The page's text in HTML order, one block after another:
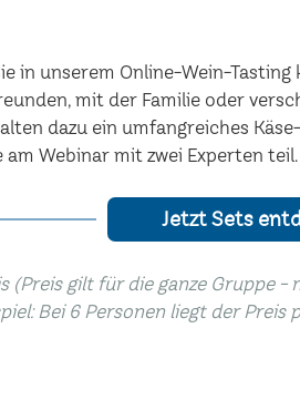
in unserem Online-Wein-
mit der Familie oder
dazu ein umfangreiches
am Webinar mit zwei Experten teil.
Jetzt Sets
(Preis gilt für die ganze Gruppe -
Bei 6 Personen liegt der Preis